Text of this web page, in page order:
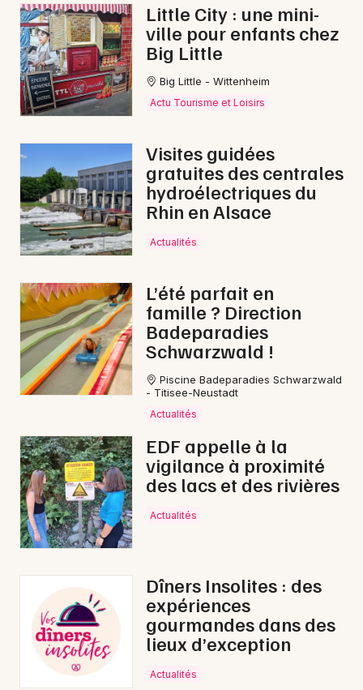
Little City : une mini-
ville pour enfants chez
Big Little
Big Little - Wittenheim
Actu Tourisme et Loisirs
Visites guidées
gratuites des centrales
hydroélectriques du
Rhin en Alsace
Actualités
L’été parfait en
famille ? Direction
Badeparadies
Schwarzwald !
Piscine Badeparadies Schwarzwald
- Titisee-Neustadt
Actualités
EDF appelle à la
vigilance à proximité
des lacs et des rivières
Actualités
Dîners Insolites : des
expériences
gourmandes dans des
lieux d’exception
Actualités